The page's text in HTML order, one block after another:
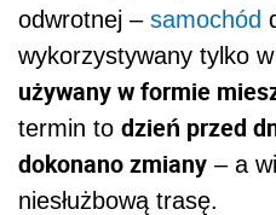
odwrotnej – samochód
wykorzystywany tylko
używany w formie
termin to dzień przed
dokonano zmiany – a
niesłużbową trasę.